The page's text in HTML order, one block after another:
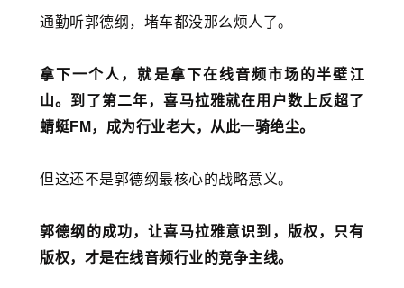
通勤听郭德纲，堵车都没那么烦人了。
拿下一个人，就是拿下在线音频市场的半壁江
山。到了第二年，喜马拉雅就在用户数上反超了
蜻蜓FM，成为行业老大，从此一骑绝尘。
但这还不是郭德纲最核心的战略意义。
郭德纲的成功，让喜马拉雅意识到，版权，只有
版权，才是在线音频行业的竞争主线。